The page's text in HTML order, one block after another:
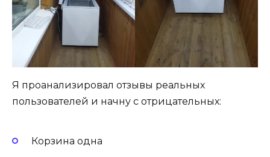
Я проанализировал отзывы реальных
пользователей и начну с отрицательных:
Корзина одна